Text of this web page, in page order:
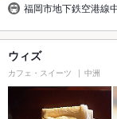
福岡市地下鉄空港線
ウィズ
カフェ・スイーツ 中洲